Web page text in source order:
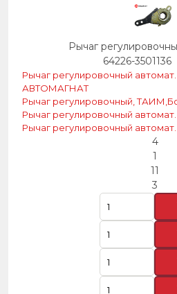
Рычаг
64226-3501136
Рычаг регулировочный
АВТОМАГНАТ
Рычаг регулировочный,
Рычаг регулировочный
Рычаг регулировочный
4
1
11
3